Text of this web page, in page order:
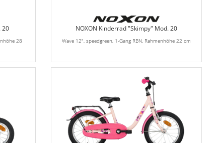
20
28
NOXON Kinderrad "Skimpy" Mod. 20
Wave 12", speedgreen, 1-Gang RBN, Rahmenhöhe 22 cm